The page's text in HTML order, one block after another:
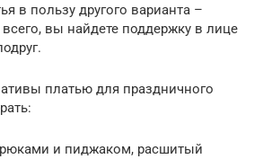
в пользу другого варианта –
вы найдете поддержку в лице
платью для праздничного
и пиджаком, расшитый